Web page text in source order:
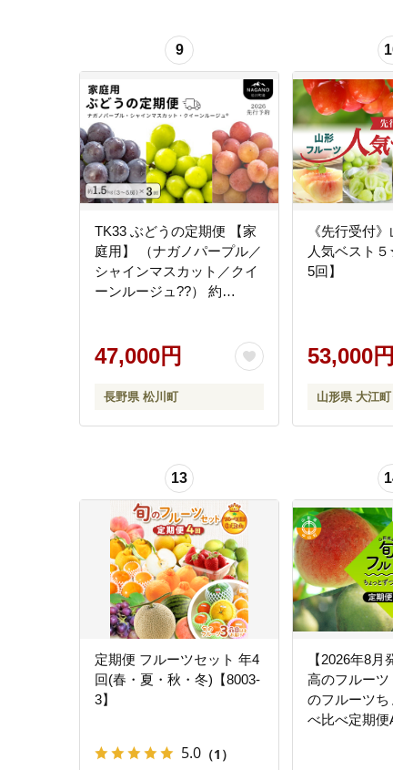
9
TK33 ぶどうの定期便 【家
庭用】 （ナガノパープル／
シャインマスカット／クイ
ーンルージュ??） 約
47,000円
長野県 松川町
《先行受付
人気ベスト
5回】
53,000円
山形県 大江町
13
定期便 フルーツセット 年4
回(春・夏・秋・冬)【8003-
3】
5.0 （1）
【2026年8
高のフルー
のフルーツ
べ比べ定期便